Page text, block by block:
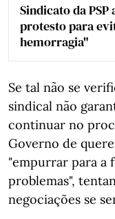
Sindicato da
protesto para
hemorragia"
Se tal não se
sindical não
continuar no
Governo de
"empurrar para a
problemas",
negociações se